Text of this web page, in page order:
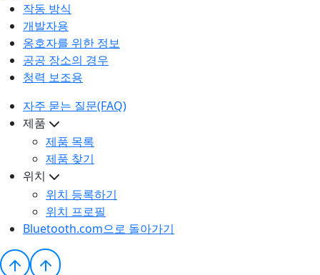
작동 방식
개발자용
옹호자를 위한 정보
공공 장소의 경우
청력 보조용
자주 묻는 질문(FAQ)
제품
제품 목록
제품 찾기
위치
위치 등록하기
위치 프로필
Bluetooth.com으로 돌아가기